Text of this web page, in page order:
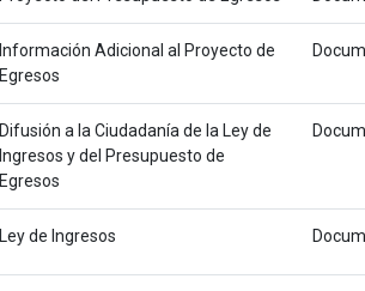
Información Adicional al Proyecto de
Egresos
Difusión a la Ciudadanía de la Ley de
Ingresos y del Presupuesto de
Egresos
Ley de Ingresos